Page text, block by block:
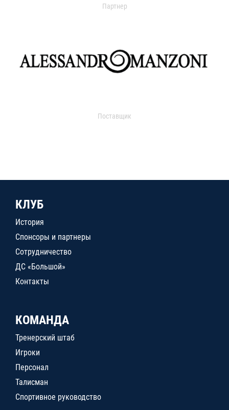
Партнер
Поставщик
КЛУБ
История
Спонсоры и партнеры
Сотрудничество
ДС «Большой»
Контакты
КОМАНДА
Тренерский штаб
Игроки
Персонал
Талисман
Спортивное руководство